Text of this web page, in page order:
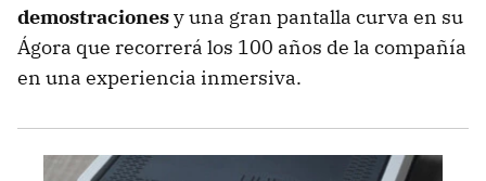
demostracionesy una gran pantalla curva en su
Ágora que recorrerá los 100 años de la compañía
en una experiencia inmersiva.